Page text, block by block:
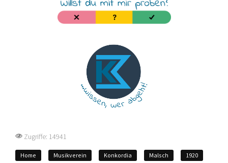
Zugriffe: 14941
Home Musikverein Konkordia Malsch 1920